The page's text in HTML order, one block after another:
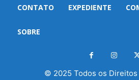
CONTATO EXPEDIENTE
SOBRE
© 2025 Todos os Direitos